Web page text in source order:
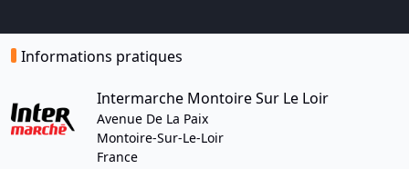
Informations pratiques
Intermarche Montoire Sur Le Loir
Avenue De La Paix
Montoire-Sur-Le-Loir
France